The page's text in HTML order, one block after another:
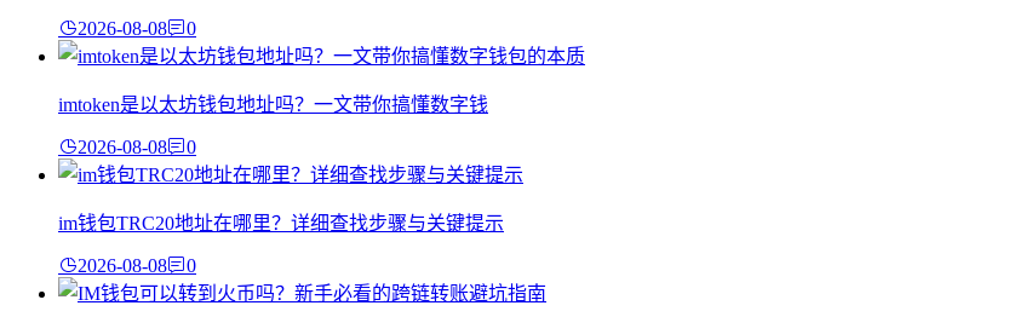
2026-08-08 0
imtoken是以太坊钱包地址吗？一文带你搞懂数字钱
2026-08-08 0
im钱包TRC20地址在哪里？详细查找步骤与关键提示
2026-08-08 0